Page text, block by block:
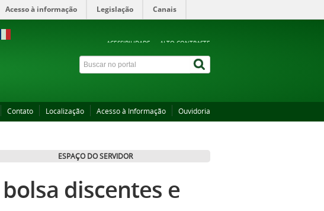
Acesso à informação Legislação Canais
ACESSIBILIDADE ALTO CONTRASTE
Contato Localização Acesso à Informação Ouvidoria
ESPAÇO DO SERVIDOR
discentes e